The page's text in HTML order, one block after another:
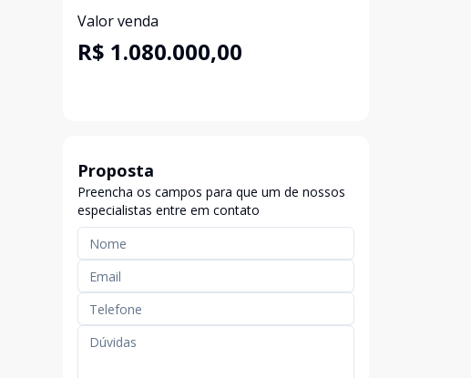
Valor venda
R$ 1.080.000,00
Proposta
Preencha os campos para que um de nossos
especialistas entre em contato